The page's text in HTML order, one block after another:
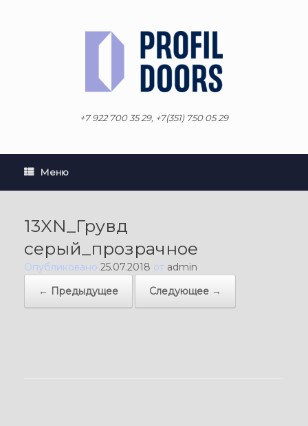
+7 922 700 35 29, +7(351) 750 05 29
Меню
13XN_Грувд
серый_прозрачное
Опубликовано 25.07.2018 от admin
← Предыдущее
Следующее →